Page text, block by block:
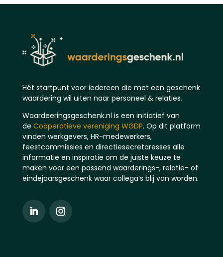
Hét startpunt voor iedereen die met een geschenk
waardering wil uiten naar personeel & relaties.
Waardeeringsgeschenk.nl is een initiatief van
de Coöperatieve vereniging WGDP. Op dit platform
vinden werkgevers, HR-medewerkers,
feestcommissies en directiesecretaresses alle
informatie en inspiratie om de juiste keuze te
maken voor een passend waarderings-, relatie- of
eindejaarsgeschenk waar collega’s blij van worden.